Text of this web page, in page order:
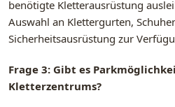
benötigte Kletterausrüstung
Auswahl an Klettergurten,
Sicherheitsausrüstung zur
Frage 3: Gibt es
Kletterzentrums?